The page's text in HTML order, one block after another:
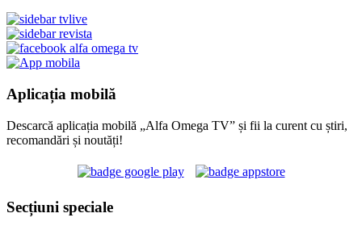
Aplicația mobilă
Descarcă aplicația mobilă „Alfa Omega TV” și fii la curent cu știri,
recomandări și noutăți!
Secțiuni speciale